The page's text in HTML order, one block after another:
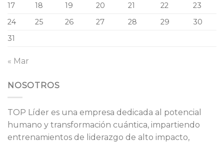
17
18 19 20 21 22
23
24
25 26 27 28 29
30
31
« Mar
NOSOTROS
TOP Líder es una empresa dedicada al potencial
humano y transformación cuántica, impartiendo
entrenamientos de liderazgo de alto impacto,